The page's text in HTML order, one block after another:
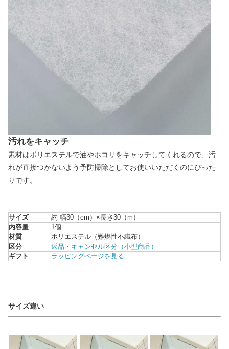
汚れをキャッチ
素材はポリエステルで油やホコリをキャッチしてくれるので、汚
れが直接つかないよう予防掃除としてお使いいただくのにぴった
りです。
サイズ
約 幅30（cm）×長さ30（m）
内容量
1個
材質
ポリエステル（難燃性不織布）
区分
返品・キャンセル区分（小型商品）
ギフト
ラッピングページを見る
サイズ違い